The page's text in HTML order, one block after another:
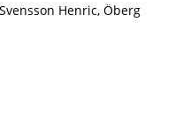
Henric, Öberg